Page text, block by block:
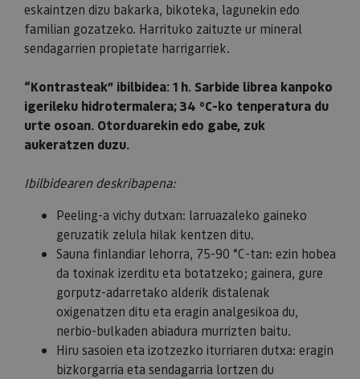
eskaintzen dizu bakarka, bikoteka, lagunekin edo
familian gozatzeko. Harrituko zaituzte ur mineral
sendagarrien propietate harrigarriek.
“Kontrasteak” ibilbidea: 1 h. Sarbide librea kanpoko
igerileku hidrotermalera; 34 ºC-ko tenperatura du
urte osoan. Otorduarekin edo gabe, zuk
aukeratzen duzu.
Ibilbidearen deskribapena:
Peeling-a vichy dutxan: larruazaleko gaineko
geruzatik zelula hilak kentzen ditu.
Sauna finlandiar lehorra, 75-90 °C-tan: ezin hobea
da toxinak izerditu eta botatzeko; gainera, gure
gorputz-adarretako alderik distalenak
oxigenatzen ditu eta eragin analgesikoa du,
nerbio-bulkaden abiadura murrizten baitu.
Hiru sasoien eta izotzezko iturriaren dutxa: eragin
bizkorgarria eta sendagarria lortzen du